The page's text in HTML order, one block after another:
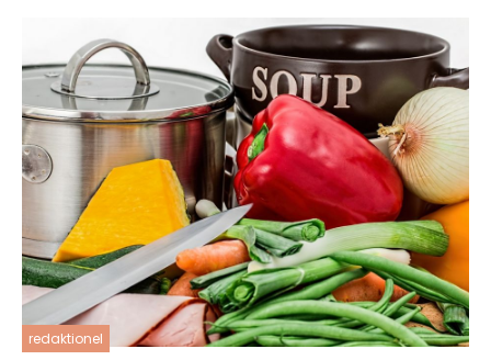
redaktionel